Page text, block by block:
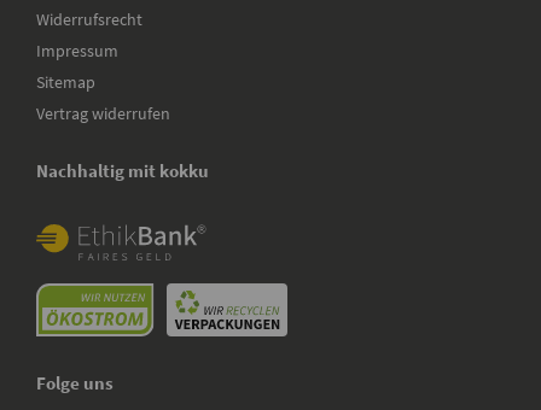
Widerrufsrecht
Impressum
Sitemap
Vertrag widerrufen
Nachhaltig mit kokku
Folge uns